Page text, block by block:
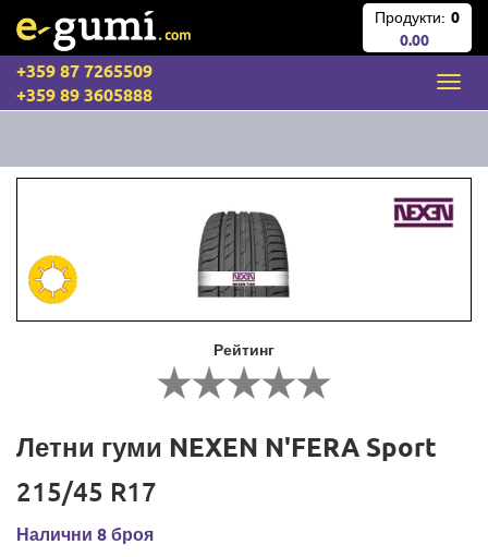
Продукти: 0
0.00
+359 87 7265509
+359 89 3605888
Рейтинг
Летни гуми NEXEN N'FERA Sport
215/45 R17
Налични 8 броя